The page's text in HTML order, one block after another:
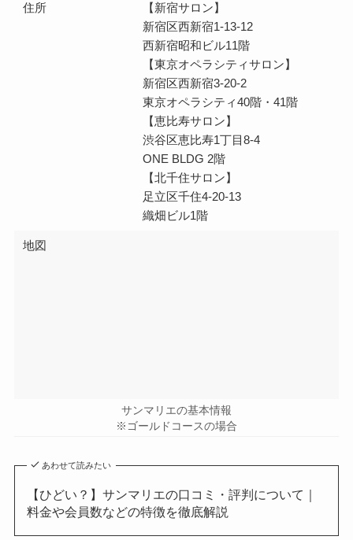
住所
【新宿サロン】
新宿区西新宿1-13-12
西新宿昭和ビル11階
【東京オペラシティサロン】
新宿区西新宿3-20-2
東京オペラシティ40階・41階
【恵比寿サロン】
渋谷区恵比寿1丁目8-4
ONE BLDG 2階
【北千住サロン】
足立区千住4-20-13
織畑ビル1階
地図
サンマリエの基本情報
※ゴールドコースの場合
あわせて読みたい
【ひどい？】サンマリエの口コミ・評判について｜
料金や会員数などの特徴を徹底解説